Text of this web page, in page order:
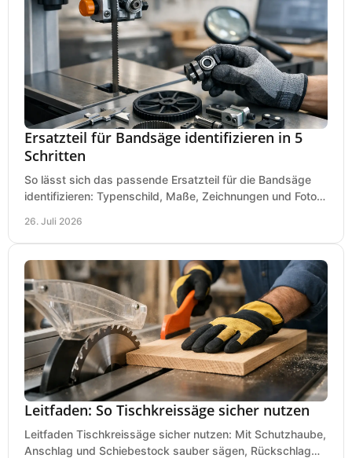
Ersatzteil für Bandsäge identifizieren in 5
Schritten
So lässt sich das passende Ersatzteil für die Bandsäge
identifizieren: Typenschild, Maße, Zeichnungen und Fotos
26. Juli 2026
Leitfaden: So Tischkreissäge sicher nutzen
Leitfaden Tischkreissäge sicher nutzen: Mit Schutzhaube,
Anschlag und Schiebestock sauber sägen, Rückschlag